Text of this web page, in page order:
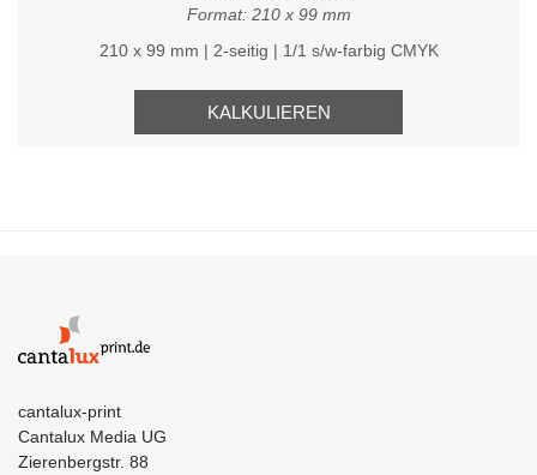
Format: 210 x 99 mm
210 x 99 mm | 2-seitig | 1/1 s/w-farbig CMYK
KALKULIEREN
cantalux-print
Cantalux Media UG
Zierenbergstr. 88